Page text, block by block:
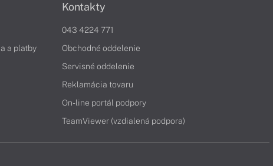
a platby
Kontakty
043 4224 771
Obchodné oddelenie
Servisné oddelenie
Reklamácia tovaru
On-line portál podpory
TeamViewer (vzdialená podpora)